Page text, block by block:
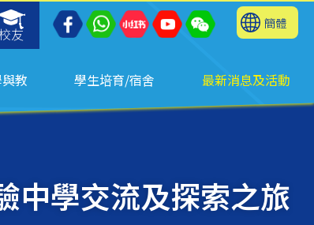
友
簡體
教 學生培育/宿舍 最新消息及活動
中學交流及探索之旅